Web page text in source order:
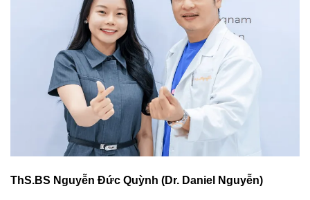
ThS.BS Nguyễn Đức Quỳnh (Dr. Daniel Nguyễn)